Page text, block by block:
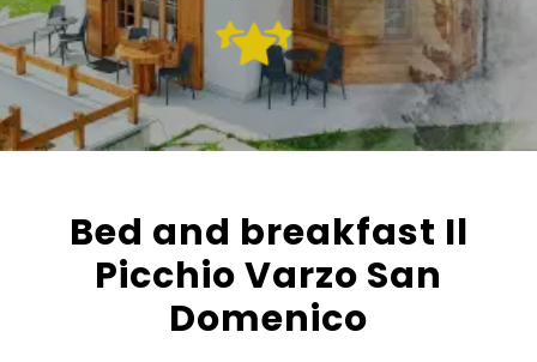
Bed and breakfast Il
Picchio Varzo San
Domenico